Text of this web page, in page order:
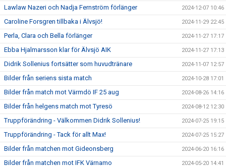
Lawlaw Nazeri och Nadja Fernström förlänger 2024-12-07 10:46
Caroline Forsgren tillbaka i Älvsjö! 2024-11-29 22:45
Perla, Clara och Bella förlänger 2024-11-27 17:17
Ebba Hjalmarsson klar för Älvsjö AIK 2024-11-27 17:13
Didrik Sollenius fortsätter som huvudtränare 2024-11-07 12:57
Bilder från seriens sista match 2024-10-28 17:01
Bilder från match mot Värmdö IF 25 aug 2024-08-26 14:16
Bilder från helgens match mot Tyresö 2024-08-12 12:30
Truppförändring - Välkommen Didrik Sollenius! 2024-07-25 19:15
Truppförändring - Tack för allt Max! 2024-07-25 15:27
Bilder från matchen mot Gideonsberg 2024-06-20 16:16
Bilder från matchen mot IFK Värnamo 2024-05-20 14:41